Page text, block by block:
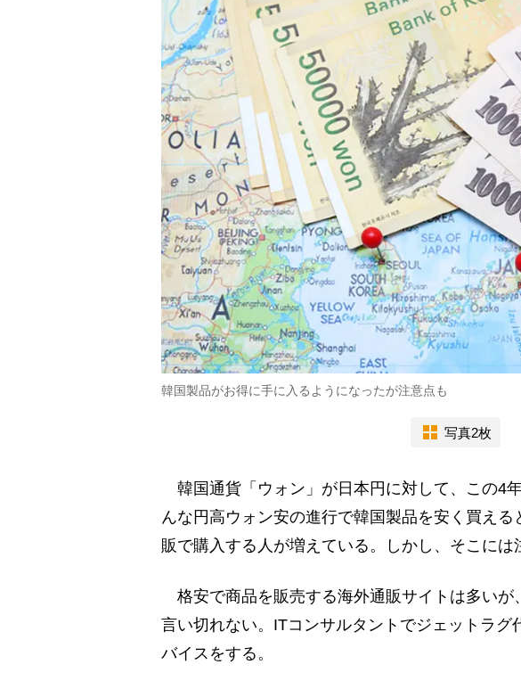
韓国製品がお得に手に入るようになったが注意点も
写真2枚
韓国通貨「ウォン」が日本円に対して、この4
んな円高ウォン安の進行で韓国製品を安く買え
販で購入する人が増えている。しかし、そこには
格安で商品を販売する海外通販サイトは多いが
言い切れない。ITコンサルタントでジェットラグ
バイスをする。